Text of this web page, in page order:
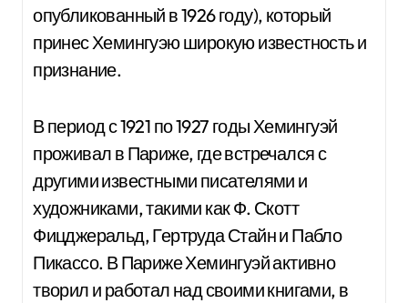
опубликованный в 1926 году), который
принес Хемингуэю широкую известность и
признание.
В период с 1921 по 1927 годы Хемингуэй
проживал в Париже, где встречался с
другими известными писателями и
художниками, такими как Ф. Скотт
Фицджеральд, Гертруда Стайн и Пабло
Пикассо. В Париже Хемингуэй активно
творил и работал над своими книгами, в